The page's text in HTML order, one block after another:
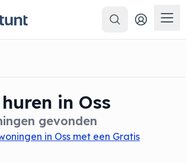
Zoeken
in Oss
gevonden
in Oss met een Gratis